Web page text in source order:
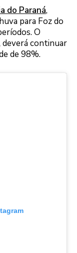
do Paraná,
para Foz do
O
deverá continuar
de 98%.